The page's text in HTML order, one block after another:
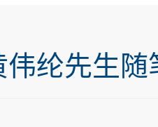
纶先生随